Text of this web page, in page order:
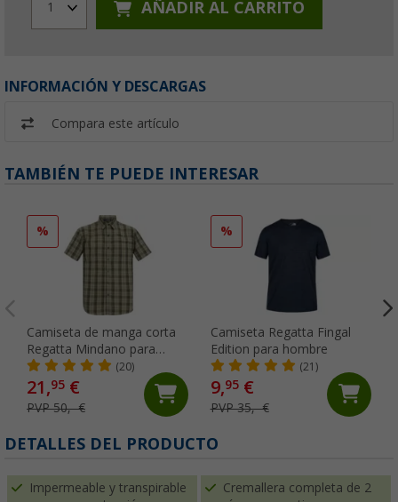
1 AÑADIR AL CARRITO
INFORMACIÓN Y DESCARGAS
Compara este artículo
TAMBIÉN TE PUEDE INTERESAR
%
Camiseta de manga corta
Regatta Mindano para
hombre
(20)
21,95 €
PVP 50,- €
%
Camiseta Regatta Fingal
Edition para hombre
(21)
9,95€
PVP 35,- €
DETALLES DEL PRODUCTO
Impermeable y transpirable
Cremallera completa de 2